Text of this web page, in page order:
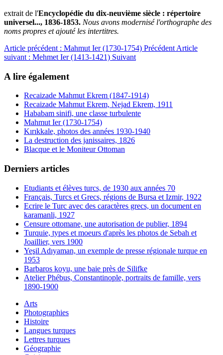
extrait de l'Encyclopédie du dix-neuvième siècle : répertoire
universel..., 1836-1853. Nous avons modernisé l'orthographe des
noms propres et ajouté les intertitres.
Article précédent : Mahmut Ier (1730-1754) Précédent Article
suivant : Mehmet Ier (1413-1421) Suivant
A lire également
Recaizade Mahmut Ekrem (1847-1914)
Recaizade Mahmut Ekrem, Nejad Ekrem, 1911
Hababam sinifi, une classe turbulente
Mahmut Ier (1730-1754)
Kırıkkale, photos des années 1930-1940
La destruction des janissaires, 1826
Blacque et le Moniteur Ottoman
Derniers articles
Etudiants et élèves turcs, de 1930 aux années 70
Français, Turcs et Grecs, régions de Bursa et Izmir, 1922
Ecrire le Turc avec des caractères grecs, un document en
karamanli, 1927
Censure ottomane, une autorisation de publier, 1894
Turquie, types et moeurs d'après les photos de Sebah et
Joaillier, vers 1900
Yeşil Adıyaman, un exemple de presse régionale turque en
1953
Barbaros koyu, une baie près de Silifke
Atelier Phébus, Constantinople, portraits de famille, vers
1890-1900
Arts
Photographies
Histoire
Langues turques
Lettres turques
Géographie